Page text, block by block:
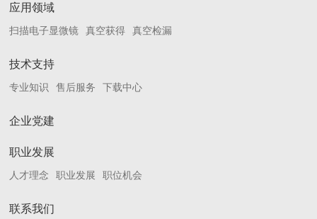
应用领域
扫描电子显微镜 真空获得 真空检漏
技术支持
专业知识 售后服务 下载中心
企业党建
职业发展
人才理念 职业发展 职位机会
联系我们